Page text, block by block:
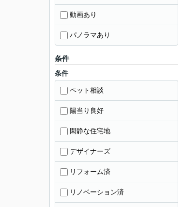
動画あり
パノラマあり
条件
条件
ペット相談
陽当り良好
閑静な住宅地
デザイナーズ
リフォーム済
リノベーション済